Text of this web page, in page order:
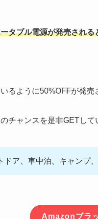
タブル電源が発売される
るように50%OFFが発売
チャンスを是非GETして
ドア、車中泊、キャンプ
Amazonブラ